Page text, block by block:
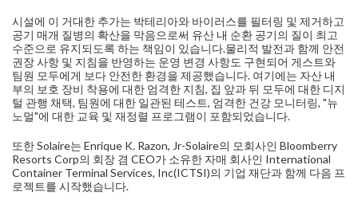
시설에 이 거대한 추가는 박테리아와 바이러스를 필터링 및 제거하고
공기 매개 질병의 확산을 막음으로써 유산 내 순환 공기의 질이 최고
수준으로 유지되도록 하는 책임이 있습니다.물리적 발전과 함께 안전
권장 사항 및 지침을 반영하는 운영 변경 사항도 구현되어 게스트와
팀원 모두에게 보다 안전한 환경을 제공했습니다. 여기에는 자산 내
부의 보호 장비 착용에 대한 엄격한 지침, 집 앞과 뒤 모두에 대한 디지
털 관행 채택, 팀원에 대한 일관된 테스트, 엄격한 건강 모니터링, "뉴
노멀"에 대한 교육 및 재정렬 프로그램이 포함되었습니다.
또한 Solaire는 Enrique K. Razon, Jr-Solaire의 모회사인 Bloomberry
Resorts Corp의 회장 겸 CEO가 소유한 자매 회사인 International
Container Terminal Services, Inc(ICTSI)의 기업 재단과 함께 다음 프
로젝트를 시작했습니다.